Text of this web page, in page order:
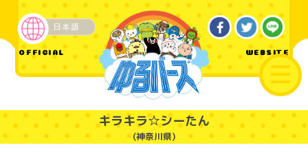
OFFICIAL WEBSITE
日本語
ご当地
キラキラ☆シーたん
(神奈川県)